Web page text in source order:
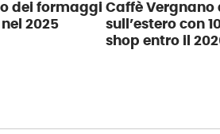
dei formaggi
2025
Caffè Vergnano
sull’estero con
shop entro il